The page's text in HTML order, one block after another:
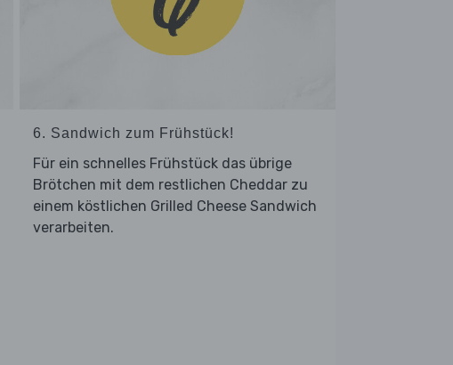
6. Sandwich zum Frühstück!
Für ein schnelles Frühstück das übrige
Brötchen mit dem restlichen Cheddar zu
einem köstlichen Grilled Cheese Sandwich
verarbeiten.